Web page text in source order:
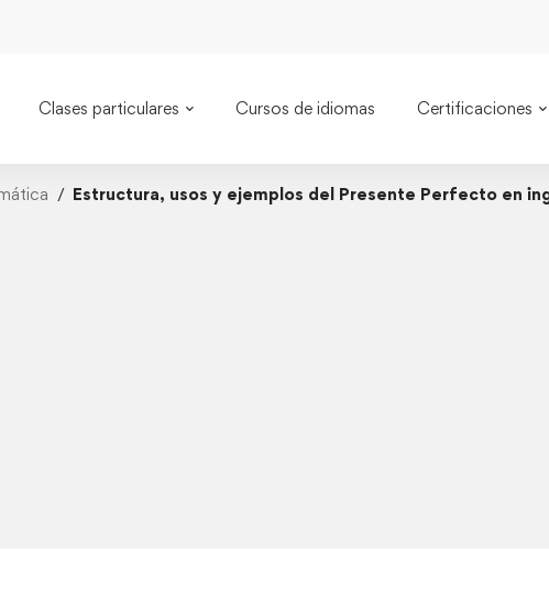
Clases particulares Cursos de idiomas Certificaciones
Estructura, usos y ejemplos del Presente Perfecto en